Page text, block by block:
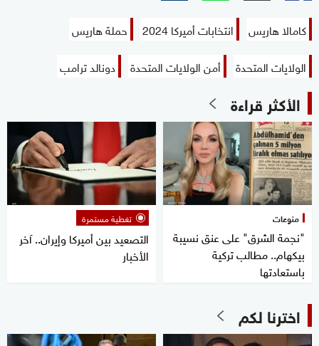
كامالا هاريس انتخابات أميركا 2024
حملة هاريس
الولايات المتحدة
أمن الولايات المتحدة دونالد ترامب
الأكثر قراءة
منوعات
"نجمة الشرق" على عنق نسيبة
بيكهام.. مطالب تركية
باستعادتها
تغطية مستمرة
التصعيد بين أميركا وإيران.. آخر
الأخبار
اخترنا لكم